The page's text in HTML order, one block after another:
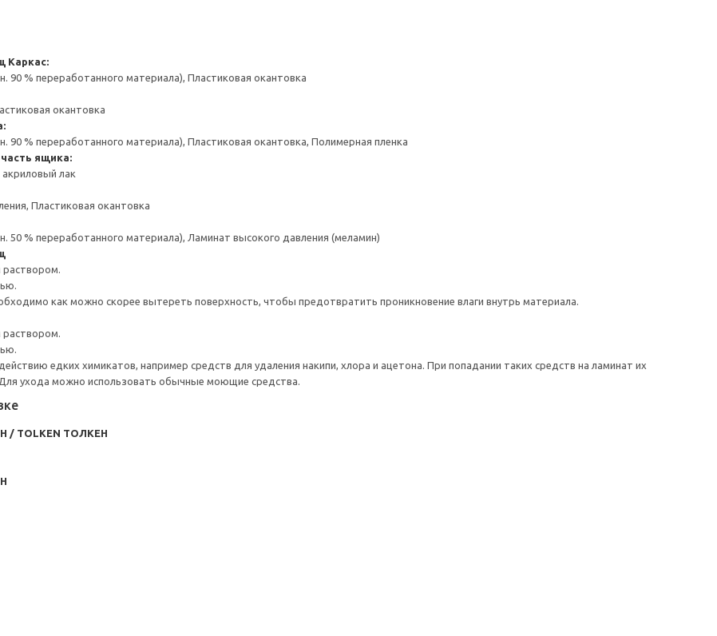
Каркас:
90 % переработанного материала), Пластиковая окантовка
окантовка
90 % переработанного материала), Пластиковая окантовка, Полимерная пленка
ящика:
лак
Пластиковая окантовка
50 % переработанного материала), Ламинат высокого давления (меламин)
как можно скорее вытереть поверхность, чтобы предотвратить проникновение влаги внутрь материала.
едких химикатов, например средств для удаления накипи, хлора и ацетона. При попадании таких средств на ламинат их
ухода можно использовать обычные моющие средства.
/ TOLKEN ТОЛКЕН